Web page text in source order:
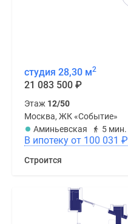
студия 28,30 м2
21 083 500 ₽
Этаж 12/50
Москва, ЖК «Событие»
Аминьевская
5 мин.
В ипотеку от 100 031 ₽
Строится